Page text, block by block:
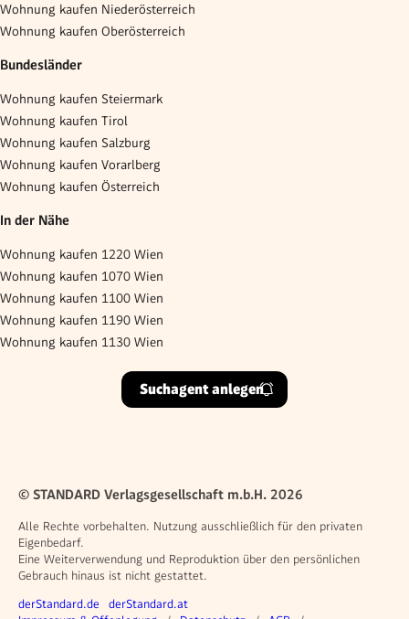
Wohnung kaufen Niederösterreich
Wohnung kaufen Oberösterreich
Bundesländer
Wohnung kaufen Steiermark
Wohnung kaufen Tirol
Wohnung kaufen Salzburg
Wohnung kaufen Vorarlberg
Wohnung kaufen Österreich
In der Nähe
Wohnung kaufen 1220 Wien
Wohnung kaufen 1070 Wien
Wohnung kaufen 1100 Wien
Wohnung kaufen 1190 Wien
Wohnung kaufen 1130 Wien
Suchagent anlegen
© STANDARD Verlagsgesellschaft m.b.H. 2026
Alle Rechte vorbehalten. Nutzung ausschließlich für den privaten
Eigenbedarf.
Eine Weiterverwendung und Reproduktion über den persönlichen
Gebrauch hinaus ist nicht gestattet.
Weitere Angebote
derStandard.de derStandard.at